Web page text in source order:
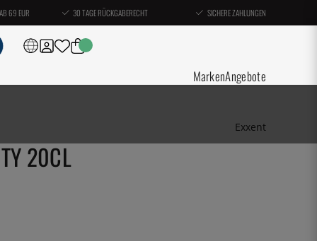
69 EUR 30 TAGE RÜCKGABERECHT SICHERE ZAHLUNGEN
MarkenAngebote
Exxent
20CL